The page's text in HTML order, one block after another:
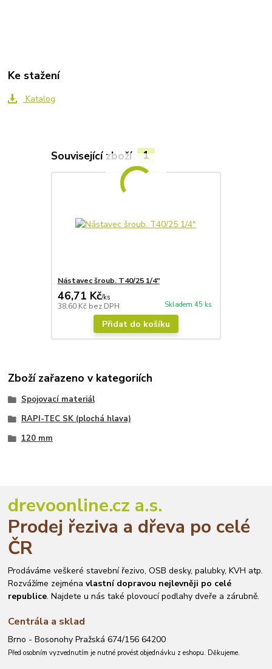
Ke stažení
Katalog
Související zboží 1
Nástavec šroub. T40/25 1/4"
46,71 Kč/ks
38,60 Kč bez DPH Skladem 45 ks
Přidat do košíku
Zboží zařazeno v kategoriích
Spojovací materiál
RAPI-TEC SK (plochá hlava)
120 mm
drevoonline.cz a.s.
Prodej řeziva a dřeva po celé
ČR
Prodáváme veškeré stavební řezivo, OSB desky, palubky, KVH atp.
Rozvážíme zejménavlastní dopravou nejlevněji po celé
republice. Najdete u nás také plovoucí podlahy dveře a zárubně.
Centrála a sklad
Brno - Bosonohy Pražská 674/156 64200
Před osobním vyzvednutím je nutné provést objednávku z eshopu. Děkujeme.